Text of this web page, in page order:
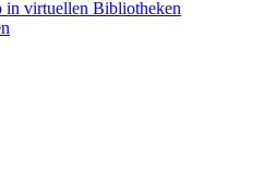
in virtuellen Bibliotheken